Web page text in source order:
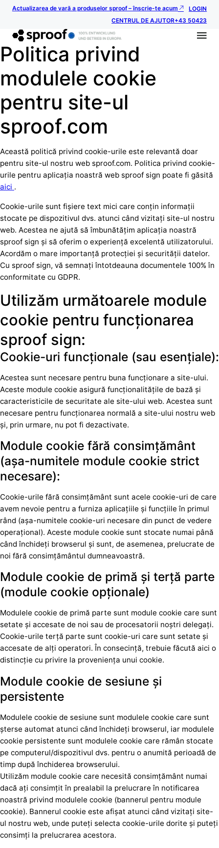
Actualizarea de vară a produselor sproof – înscrie-te acum
LOGIN
CENTRUL DE AJUTOR+43 50423
Politica privind
modulele cookie
pentru site-ul
sproof.com
Această politică privind cookie-urile este relevantă doar
pentru site-ul nostru web sproof.com. Politica privind cookie-
urile pentru aplicația noastră web sproof sign poate fi găsită
aici .
Cookie-urile sunt fișiere text mici care conțin informații
stocate pe dispozitivul dvs. atunci când vizitați site-ul nostru
web. Acestea ne ajută să îmbunătățim aplicația noastră
sproof sign și să oferim o experiență excelentă utilizatorului.
Acordăm o mare importanță protecției și securității datelor.
Cu sproof sign, vă semnați întotdeauna documentele 100% în
conformitate cu GDPR.
Utilizăm următoarele module
cookie pentru funcționarea
sproof sign:
Cookie-uri funcționale (sau esențiale):
Acestea sunt necesare pentru buna funcționare a site-ului.
Aceste module cookie asigură funcționalitățile de bază și
caracteristicile de securitate ale site-ului web. Acestea sunt
necesare pentru funcționarea normală a site-ului nostru web
și, prin urmare, nu pot fi dezactivate.
Module cookie fără consimțământ
(așa-numitele module cookie strict
necesare):
Cookie-urile fără consimțământ sunt acele cookie-uri de care
avem nevoie pentru a furniza aplicațiile și funcțiile în primul
rând (așa-numitele cookie-uri necesare din punct de vedere
operațional). Aceste module cookie sunt stocate numai până
când închideți browserul și sunt, de asemenea, prelucrate de
noi fără consimțământul dumneavoastră.
Module cookie de primă și terță parte
(module cookie opționale)
Modulele cookie de primă parte sunt module cookie care sunt
setate și accesate de noi sau de procesatorii noștri delegați.
Cookie-urile terță parte sunt cookie-uri care sunt setate și
accesate de alți operatori. În consecință, trebuie făcută aici o
distincție cu privire la proveniența unui cookie.
Module cookie de sesiune și
persistente
Modulele cookie de sesiune sunt modulele cookie care sunt
șterse automat atunci când închideți browserul, iar modulele
cookie persistente sunt modulele cookie care rămân stocate
pe computerul/dispozitivul dvs. pentru o anumită perioadă de
timp după închiderea browserului.
Utilizăm module cookie care necesită consimțământ numai
dacă ați consimțit în prealabil la prelucrare în notificarea
noastră privind modulele cookie (bannerul pentru module
cookie). Bannerul cookie este afișat atunci când vizitați site-
ul nostru web, unde puteți selecta cookie-urile dorite și puteți
consimți la prelucrarea acestora.